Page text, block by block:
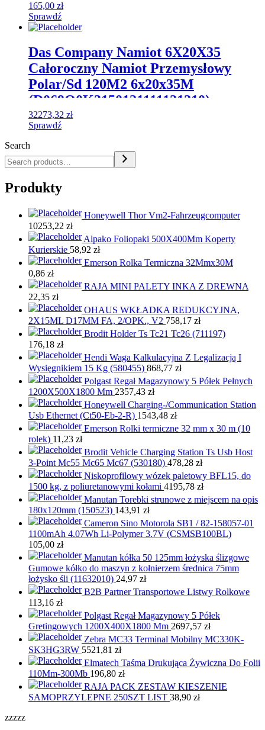
165,00 zł
Sprawdź
Das Company Namiot 6X20X35
Całoroczny Namiot Przemysłowy
Polar/Sd 120M2 6x20x35M
(D069Q0K3150121111121210)
32273,32 zł
Sprawdź
Search
Produkty
Honeywell Thor Vm2-Fahrzeugcomputer
10253,22 zł
Alpako Foliopaki 500X400Mm Koperty
Kurierskie 58,92 zł
Emerson Rolka Termiczna 32Mmx30M
0,86 zł
RAJA MINI PALETY INKA Z DREWNA
22,35 zł
OHAUS WKŁADKA REDUKCYJNA,
2X15ML D17MM FA, 2/OPK., V2 758,17 zł
Brodit Holder Ts Tc21 Tc26 (711197)
176,18 zł
Hendi Waga Kalkulacyjna Z Legalizacją I
Wysięgnikiem 15 Kg (580455) 868,77 zł
Polgast Regał Magazynowy 5 Półek Pełnych
1200X500X1800 Mm 2357,43 zł
Honeywell Charging-/Communication Station
Usb Ethernet (Ct50-Eb-2-R) 1543,48 zł
Emerson Rolki termiczne 32 mm x 30 m (10
rolek) 11,23 zł
Brodit Vehicle Charging Station Ts Usb Host
3-Point Mc55 Mc65 Mc67 (530180) 478,28 zł
Niskoprofilowy wózek paletowy BFL15, do
1500 kg, z poliuretanowymi kołami 4195,78 zł
Manutan Torebki strunowe z miejscem na opis
180x120mm (150523) 143,91 zł
Cameron Sino Motorola SB1 / 82-158057-01
1100mAh 4.07Wh Li-Polymer 3.7V (CSMSB100BL)
105,00 zł
Manutan kółka 50 125mm łożyska ślizgowe
Gumowe kółko do maszyn z kołnierzem średnica 75mm
łożysko śli (11632010) 24,97 zł
B2B Partner Transportowe Listwy Rolkowe
113,16 zł
Polgast Regał Magazynowy 5 Półek
Gretingowych 1200X400X1800 Mm 2697,57 zł
Zebra MC33 Terminal Mobilny MC330K-
SK3HG3RW 5521,81 zł
Elmatech Taśma Drukująca Żywiczna Do Folii
110Mm-300Mb 196,80 zł
RAJA PACK ZESTAW KIESZENIE
SAMOPRZYLEPNE 250SZT LIST 38,90 zł
zzzzz